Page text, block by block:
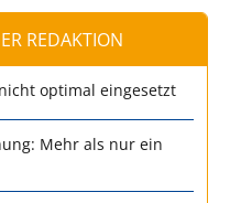
REDAKTION
optimal eingesetzt
Mehr als nur ein